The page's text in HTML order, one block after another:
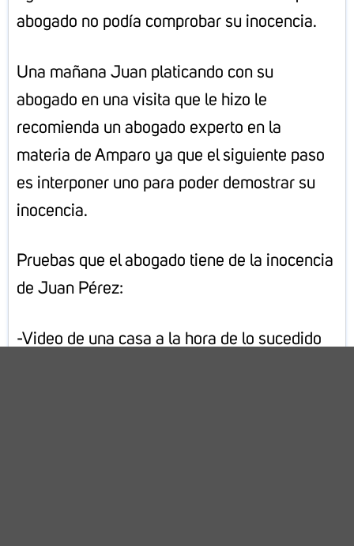
abogado no podía comprobar su inocencia.
Una mañana Juan platicando con su
abogado en una visita que le hizo le
recomienda un abogado experto en la
materia de Amparo ya que el siguiente paso
es interponer uno para poder demostrar su
inocencia.
Pruebas que el abogado tiene de la inocencia
de Juan Pérez:
-Video de una casa a la hora de lo sucedido